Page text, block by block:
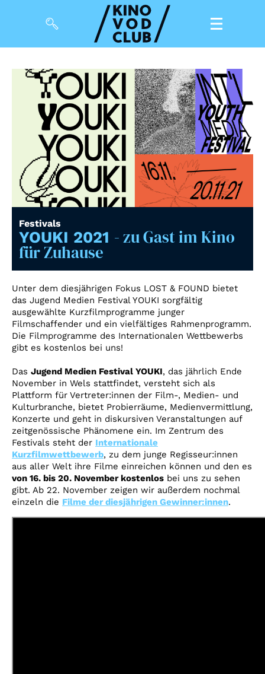
Filme
Magazin
Kuratierungen
Events
So geht’s
Filmpakete
Gutscheine
& Filmpässe
Account
Suche
Festivals
YOUKI 2021 - zu Gast im Kino
für Zuhause
Unter dem diesjährigen Fokus LOST & FOUND bietet
das Jugend Medien Festival YOUKI sorgfältig
ausgewählte Kurzfilmprogramme junger
Filmschaffender und ein vielfältiges Rahmenprogramm.
Die Filmprogramme des Internationalen Wettbewerbs
gibt es kostenlos bei uns!
Das Jugend Medien Festival YOUKI, das jährlich Ende
November in Wels stattfindet, versteht sich als
Plattform für Vertreter:innen der Film-, Medien- und
Kulturbranche, bietet Probierräume, Medienvermittlung,
Konzerte und geht in diskursiven Veranstaltungen auf
zeitgenössische Phänomene ein. Im Zentrum des
Festivals steht der Internationale
Kurzfilmwettbewerb, zu dem junge Regisseur:innen
aus aller Welt ihre Filme einreichen können und den es
von 16. bis 20. November kostenlos bei uns zu sehen
gibt. Ab 22. November zeigen wir außerdem nochmal
einzeln die Filme der diesjährigen Gewinner:innen.